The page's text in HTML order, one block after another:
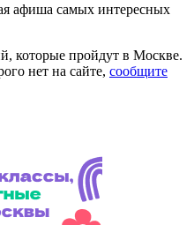
афиша самых интересных
которые пройдут в Москве.
нет на сайте, сообщите